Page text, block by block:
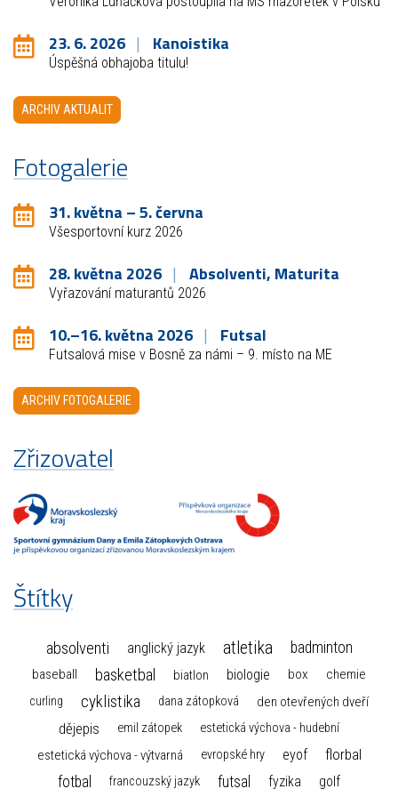
23. 6. 2026 Kanoistika
Úspěšná obhajoba titulu!
ARCHIV AKTUALIT
Fotogalerie
31. května – 5. června
Všesportovní kurz 2026
28. května 2026 Absolventi, Maturita
Vyřazování maturantů 2026
10.–16. května 2026 Futsal
Futsalová mise v Bosně za námi – 9. místo na ME
ARCHIV FOTOGALERIE
Zřizovatel
Štítky
absolventi anglický jazyk atletika badminton
baseball basketbal biatlon biologie box chemie
curling cyklistika dana zátopková den otevřených dveří
dějepis emil zátopek estetická výchova - hudební
estetická výchova - výtvarná evropské hry eyof florbal
fotbal francouzský jazyk futsal fyzika golf